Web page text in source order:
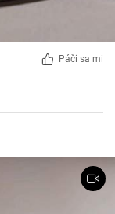
Páči sa mi